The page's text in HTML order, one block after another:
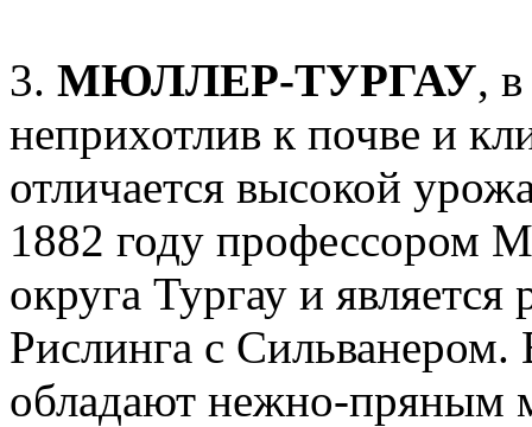
3. МЮЛЛЕР-ТУРГАУ,
неприхотлив к почве и
отличается высокой
1882 году профессором
округа Тургау и является
Рислинга с Сильванером.
обладают нежно-пряным